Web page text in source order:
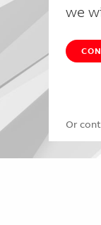
we
Or